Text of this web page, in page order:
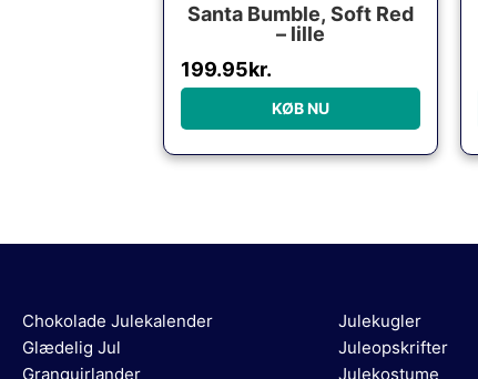
Santa Bumble, Soft Red
– lille
199.95kr.
KØB NU
Chokolade Julekalender
Glædelig Jul
Granguirlander
Julekugler
Juleopskrifter
Julekostume